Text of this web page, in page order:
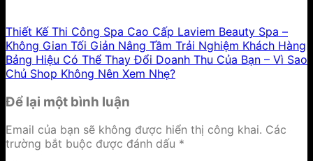
Thiết Kế Thi Công Spa Cao Cấp Laviem Beauty Spa –
Không Gian Tối Giản Nâng Tầm Trải Nghiệm Khách Hàng
Bảng Hiệu Có Thể Thay Đổi Doanh Thu Của Bạn – Vì Sao
Chủ Shop Không Nên Xem Nhẹ?
Để lại một bình luận
Email của bạn sẽ không được hiển thị công khai. Các
trường bắt buộc được đánh dấu *